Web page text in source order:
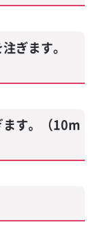
ぎます。
ます。（10m